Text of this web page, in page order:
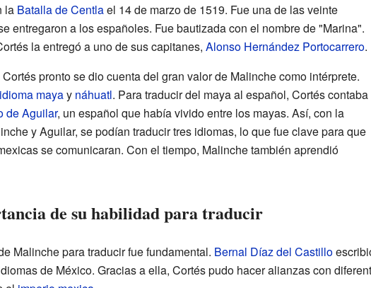
la Batalla de Centlael 14 de marzo de 1519. Fue una de las veinte
entregaron a los españoles. Fue bautizada con el nombre de "Marina".
la entregó a uno de sus capitanes, Alonso Hernández Portocarrero.
pronto se dio cuenta del gran valor de Malinche como intérprete.
idioma mayay náhuatl. Para traducir del maya al español, Cortés contaba
de Aguilar, un español que había vivido entre los mayas. Así, con la
y Aguilar, se podían traducir tres idiomas, lo que fue clave para que
se comunicaran. Con el tiempo, Malinche también aprendió
de su habilidad para traducir
Malinche para traducir fue fundamental. Bernal Díaz del Castillo
de México. Gracias a ella, Cortés pudo hacer alianzas con